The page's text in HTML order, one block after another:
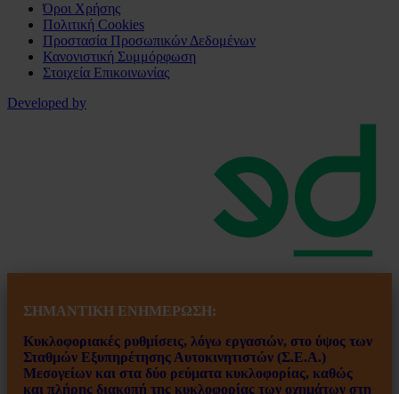
Όροι Χρήσης
Πολιτική Cookies
Προστασία Προσωπικών Δεδομένων
Κανονιστική Συμμόρφωση
Στοιχεία Επικοινωνίας
Developed by
ΣΗΜΑΝΤΙΚΗ ΕΝΗΜΕΡΩΣΗ:
Κυκλοφοριακές ρυθμίσεις, λόγω εργασιών, στο ύψος των
Σταθμών Εξυπηρέτησης Αυτοκινητιστών (Σ.Ε.Α.)
Μεσογείων και στα δύο ρεύματα κυκλοφορίας, καθώς
και πλήρης διακοπή της κυκλοφορίας των οχημάτων στη